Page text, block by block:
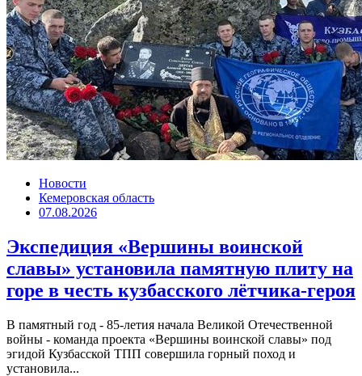
Новости
Кемеровская область
07.08.2026
Экспедиция «Вершины воинской
славы» установила памятную плиту на
горе в честь кузбасского лётчика-героя
В памятный год - 85-летия начала Великой Отечественной
войны - команда проекта «Вершины воинской славы» под
эгидой Кузбасской ТПП совершила горный поход и
установила...